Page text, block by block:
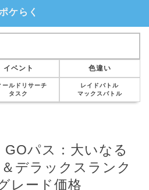
ケらく
イベント 色違い
ールドリサーチ
タスク
レイドバトル
マックスバトル
GOパス：大いなる
デラックスランク
レード価格